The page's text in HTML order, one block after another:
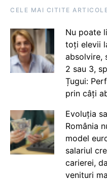
CELE MAI CITITE
Nu poate
toți elevii
absolvire,
2 sau 3,
Țugui:
prin câți
Evoluția
România
model
salariul
carierei,
venituri